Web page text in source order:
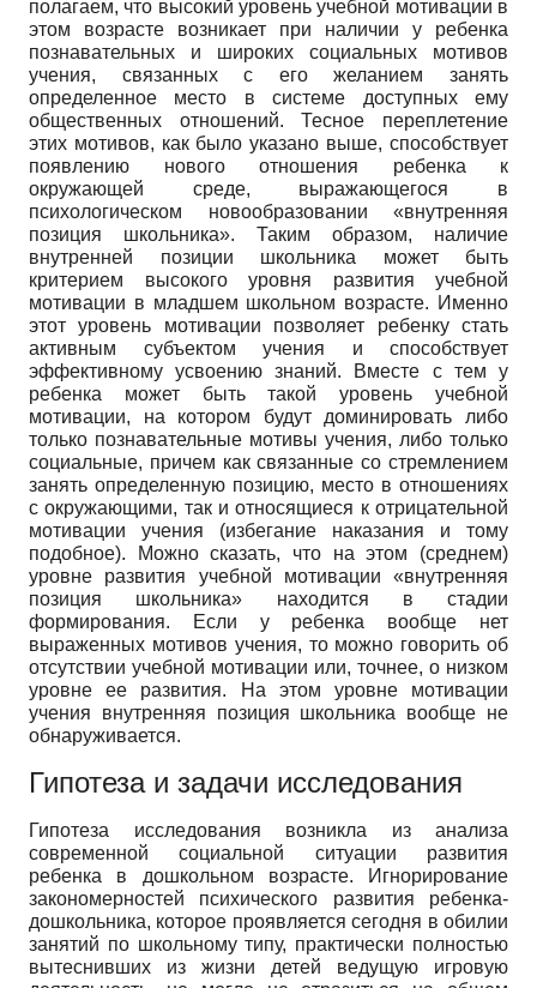
полагаем, что высокий уровень учебной мотивации в
этом возрасте возникает при наличии у ребенка
познавательных и широких социальных мотивов
учения, связанных с его желанием занять
определенное место в системе доступных ему
общественных отношений. Тесное переплетение
этих мотивов, как было указано выше, способствует
появлению нового отношения ребенка к
окружающей среде, выражающегося в
психологическом новообразовании «внутренняя
позиция школьника». Таким образом, наличие
внутренней позиции школьника может быть
критерием высокого уровня развития учебной
мотивации в младшем школьном возрасте. Именно
этот уровень мотивации позволяет ребенку стать
активным субъектом учения и способствует
эффективному усвоению знаний. Вместе с тем у
ребенка может быть такой уровень учебной
мотивации, на котором будут доминировать либо
только познавательные мотивы учения, либо только
социальные, причем как связанные со стремлением
занять определенную позицию, место в отношениях
с окружающими, так и относящиеся к отрицательной
мотивации учения (избегание наказания и тому
подобное). Можно сказать, что на этом (среднем)
уровне развития учебной мотивации «внутренняя
позиция школьника» находится в стадии
формирования. Если у ребенка вообще нет
выраженных мотивов учения, то можно говорить об
отсутствии учебной мотивации или, точнее, о низком
уровне ее развития. На этом уровне мотивации
учения внутренняя позиция школьника вообще не
обнаруживается.
Гипотеза и задачи исследования
Гипотеза исследования возникла из анализа
современной социальной ситуации развития
ребенка в дошкольном возрасте. Игнорирование
закономерностей психического развития ребенка-
дошкольника, которое проявляется сегодня в обилии
занятий по школьному типу, практически полностью
вытеснивших из жизни детей ведущую игровую